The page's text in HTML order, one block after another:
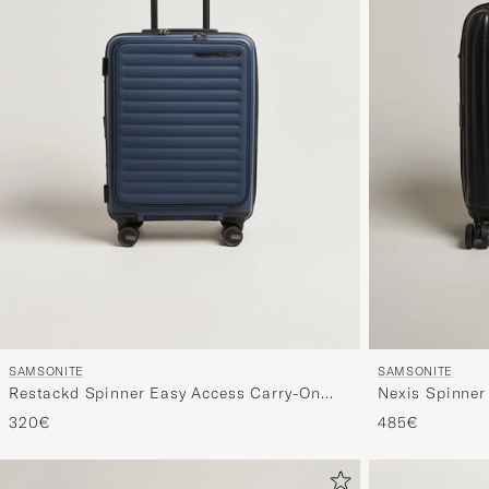
SAMSONITE
Restackd Spinner Easy Access Carry-On
Midnight
320€
SAMSONITE
Nexis
485€